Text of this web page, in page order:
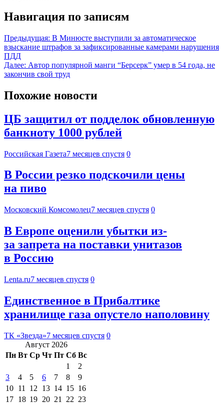
Навигация по записям
Предыдущая: В Минюсте выступили за автоматическое
взыскание штрафов за зафиксированные камерами нарушения
ПДД
Далее: Автор популярной манги “Берсерк” умер в 54 года, не
закончив свой труд
Похожие новости
ЦБ защитил от подделок обновленную
банкноту 1000 рублей
Российская Газета7 месяцев спустя 0
В России резко подскочили цены
на пиво
Московский Комсомолец7 месяцев спустя 0
В Европе оценили убытки из-
за запрета на поставки унитазов
в Россию
Lenta.ru7 месяцев спустя 0
Единственное в Прибалтике
хранилище газа опустело наполовину
ТК «Звезда»7 месяцев спустя 0
Август 2026
Пн Вт Ср Чт Пт Сб Вс
1
2
3
4 5 6 7 8
9
10 11 12 13 14 15 16
17 18 19 20 21 22 23